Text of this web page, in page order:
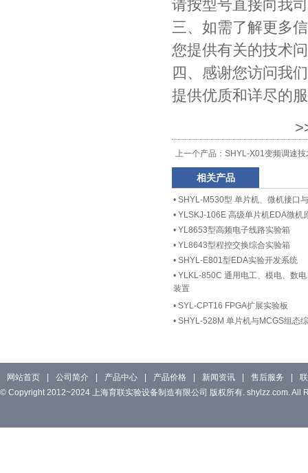
请按型号直接向我
三、如需了解更多
您提供有关的技术
四、感谢您访问我
提供优质和详尽的
上一个产品： SHYL-X01变频调速技
相关产品
• SHYL-M530型 单片机、微机接口
• YLSKJ-106E 高级单片机EDA微机
• YL8653型高频电子线路实验箱
• YL8643型程控交换综合实验箱
• SHYL-E801型EDA实验开发系统
• YLKL-850C 通用电工、模电、数
装置
• SYL-CPT16 FPGA扩展实验板
• SHYL-528M 单片机与MCGS组态
网站首页 公司简介 产品中心 产品价格 新闻资讯 售后服务
© Copyright 2012~2024 上海育联实验设备制造有限公司 版权所有. shylzz.com. All